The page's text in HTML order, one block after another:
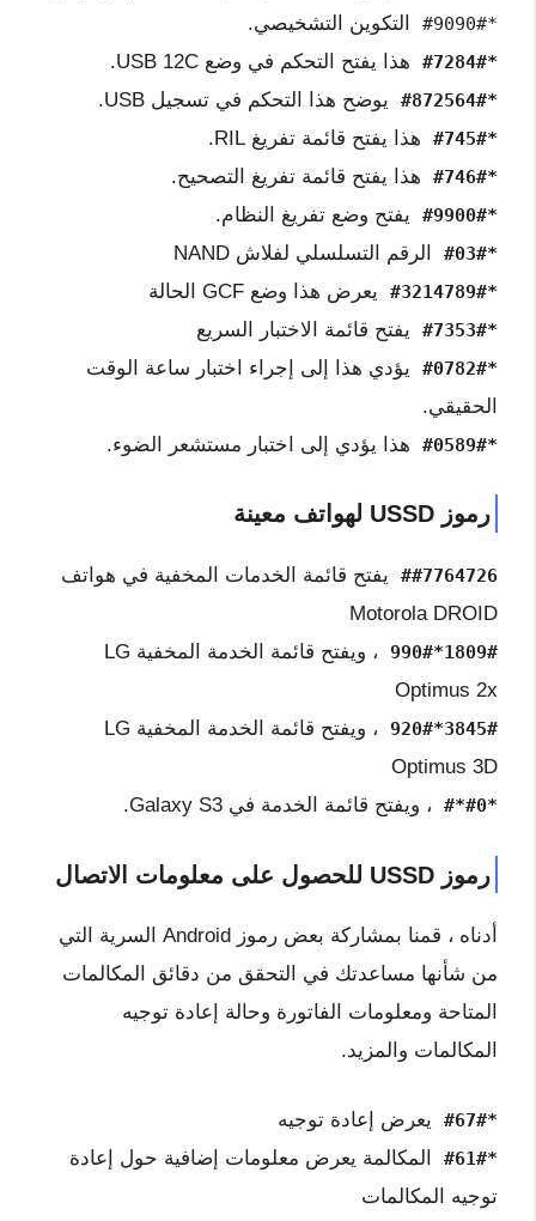
*#9090# التكوين التشخيصي.
*#7284# هذا يفتح التحكم في وضع USB 12C.
*#872564# يوضح هذا التحكم في تسجيل USB.
*#745# هذا يفتح قائمة تفريغ RIL.
*#746# هذا يفتح قائمة تفريغ التصحيح.
*#9900# يفتح وضع تفريغ النظام.
*#03# الرقم التسلسلي لفلاش NAND
*#3214789# يعرض هذا وضع GCF الحالة
*#7353# يفتح قائمة الاختبار السريع
*#0782#
يؤدي هذا إلى إجراء اختبار ساعة الوقت
الحقيقي.
*#0589# هذا يؤدي إلى اختبار مستشعر الضوء.
رموز USSD لهواتف معينة
##7764726 يفتح قائمة الخدمات المخفية في هواتف
Motorola DROID
1809#*990#
، ويفتح قائمة الخدمة المخفية LG
Optimus 2x
3845#*920#
، ويفتح قائمة الخدمة المخفية LG
Optimus 3D
*#0*# ، ويفتح قائمة الخدمة في Galaxy S3.
رموز USSD للحصول على معلومات الاتصال
أدناه ، قمنا بمشاركة بعض رموز Android السرية التي
من شأنها مساعدتك في التحقق من دقائق المكالمات
المتاحة ومعلومات الفاتورة وحالة إعادة توجيه
المكالمات والمزيد.
*#67# يعرض إعادة توجيه
*#61#
المكالمة يعرض معلومات إضافية حول إعادة
توجيه المكالمات